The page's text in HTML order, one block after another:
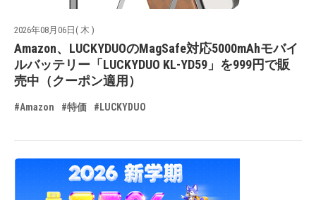
2026年08月06日( 木 )
Amazon、LUCKYDUOのMagSafe対応5000mAhモバイ
ルバッテリー「LUCKYDUO KL-YD59」を999円で販
売中（クーポン適用）
#Amazon #特価 #LUCKYDUO